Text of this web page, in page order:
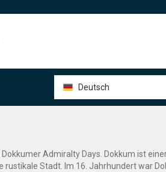
Deutsch
Admiralty Days. Dokkum ist
rustikale Stadt. Im 16. Jahrhundert war